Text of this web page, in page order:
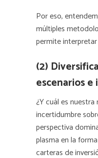
Por eso,
múltiples
permite
(2)
escenarios e
¿Y cuál es
incertidumbre
perspectiva
plasma en la
carteras de